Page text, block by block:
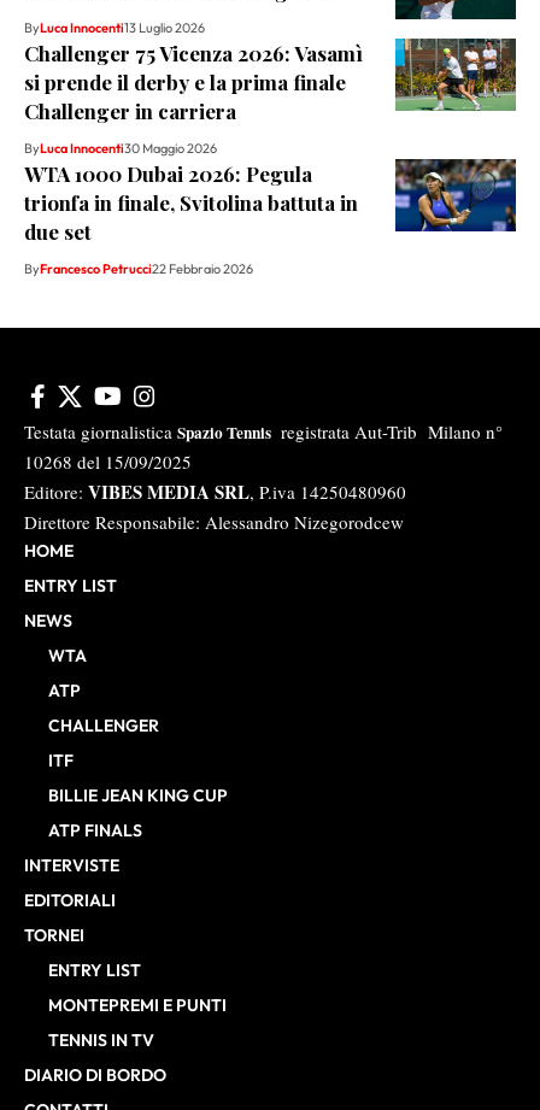
ByLuca Innocenti13 Luglio 2026
Challenger 75 Vicenza 2026: Vasamì
si prende il derby e la prima finale
Challenger in carriera
ByLuca Innocenti30 Maggio 2026
WTA 1000 Dubai 2026: Pegula
trionfa in finale, Svitolina battuta in
due set
ByFrancesco Petrucci22 Febbraio 2026
Testata giornalistica Spazio Tennis registrata Aut-Trib Milano n°
10268 del 15/09/2025
Editore: VIBES MEDIA SRL, P.iva 14250480960
Direttore Responsabile: Alessandro Nizegorodcew
HOME
ENTRY LIST
NEWS
WTA
ATP
CHALLENGER
ITF
BILLIE JEAN KING CUP
ATP FINALS
INTERVISTE
EDITORIALI
TORNEI
ENTRY LIST
MONTEPREMI E PUNTI
TENNIS IN TV
DIARIO DI BORDO